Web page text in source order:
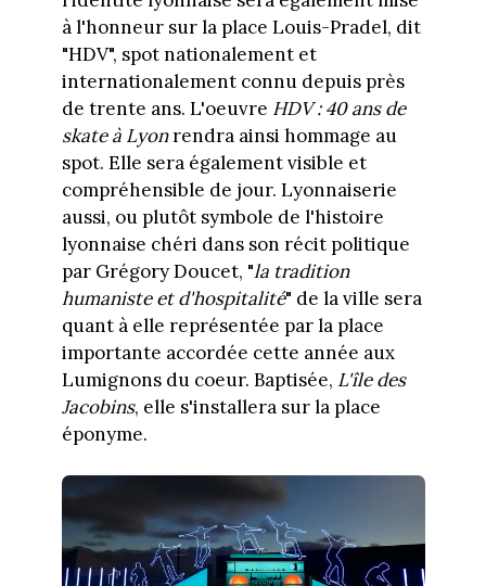
à l'honneur sur la place Louis-Pradel, dit
"HDV", spot nationalement et
internationalement connu depuis près
de trente ans. L'oeuvre HDV : 40 ans de
skate à Lyonrendra ainsi hommage au
spot. Elle sera également visible et
compréhensible de jour. Lyonnaiserie
aussi, ou plutôt symbole de l'histoire
lyonnaise chéri dans son récit politique
par Grégory Doucet, "la tradition
humaniste et d'hospitalité" de la ville sera
quant à elle représentée par la place
importante accordée cette année aux
Lumignons du coeur. Baptisée, L'île des
Jacobins, elle s'installera sur la place
éponyme.